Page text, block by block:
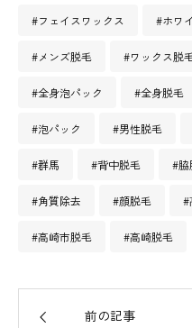
#フェイスワックス #ホワ
#メンズ脱毛 #ワックス脱
#全身泡パック #全身脱毛
#泡パック #男性脱毛
#群馬 #背中脱毛 #脇
#角質除去 #顔脱毛 #
#高崎市脱毛 #高崎脱毛
前の記事